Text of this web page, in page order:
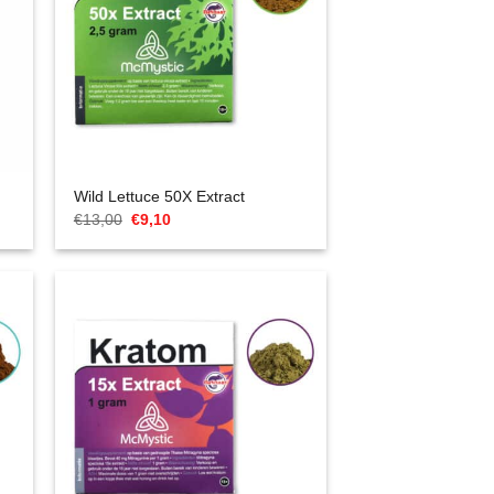
Wild Lettuce 50X Extract
€13,00 Cena
wynosiła:
€9,10Aktualna
to: